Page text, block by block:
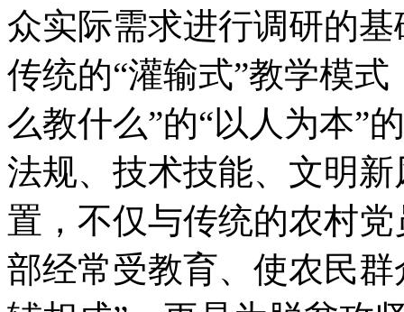
众实际需求进行调研的
传统的“灌输式”教学模
么教什么”的“以人为本”
法规、技术技能、文明
置，不仅与传统的农村
部经常受教育、使农民